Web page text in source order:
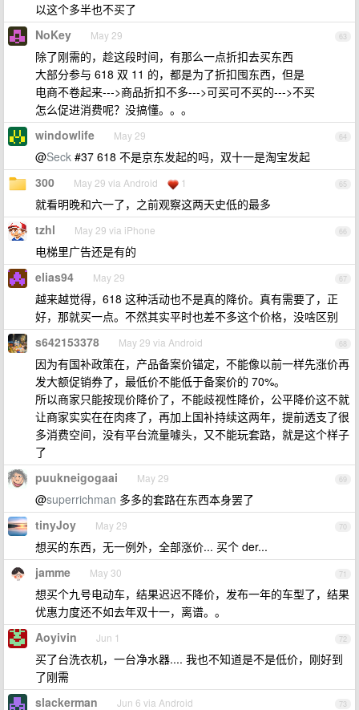
以这个多半也不买了
63
NoKey May 29
除了刚需的，趁这段时间，有那么一点折扣去买东西
大部分参与 618 双 11 的，都是为了折扣囤东西，但是
电商不卷起来--->商品折扣不多--->可买可不买的--->不买
怎么促进消费呢？没搞懂。。。
64
windowlife May 29
@Seck #37 618 不是京东发起的吗，双十一是淘宝发起
65
300 May 29 via Android 1
就看明晚和六一了，之前观察这两天史低的最多
66
tzhl May 29 via iPhone
电梯里广告还是有的
67
elias94 May 29
越来越觉得，618 这种活动也不是真的降价。真有需要了，正
好，那就买一点。不然其实平时也差不多这个价格，没啥区别
68
s642153378 May 29 via Android
因为有国补政策在，产品备案价锚定，不能像以前一样先涨价再
发大额促销券了，最低价不能低于备案价的 70%。
所以商家只能按现价降价了，不能歧视性降价，公平降价这不就
让商家实实在在肉疼了，再加上国补持续这两年，提前透支了很
多消费空间，没有平台流量噱头，又不能玩套路，就是这个样子
了
69
puukneigogaai May 29
@superrichman 多多的套路在东西本身罢了
70
tinyJoy May 29
想买的东西，无一例外，全部涨价... 买个 der...
71
jamme May 30
想买个九号电动车，结果迟迟不降价，发布一年的车型了，结果
优惠力度还不如去年双十一，离谱。。
72
Aoyivin Jun 1
买了台洗衣机，一台净水器.... 我也不知道是不是低价，刚好到
了刚需
73
slackerman Jun 6 via Android